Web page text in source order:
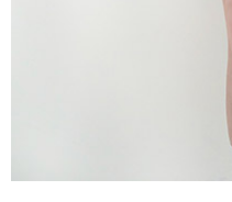
３．未成年的使用者請事先徵得法
時審查核予不同之上限額度；若仍
５．嚴禁一人註冊多個帳號或使用
恩沛科技股份有限公司將有權停止